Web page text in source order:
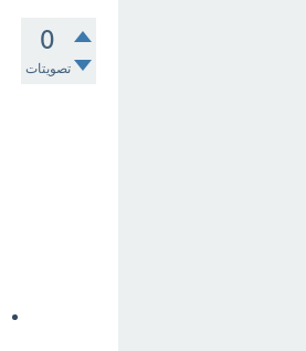
0
تصويتات